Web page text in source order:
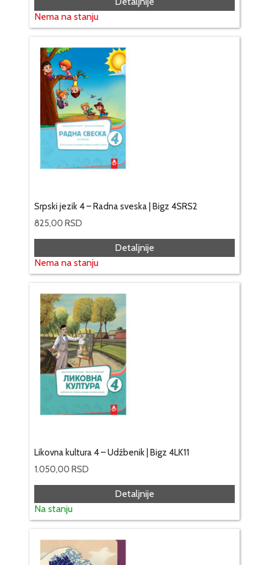
Nema na stanju
Srpski jezik 4 – Radna sveska | Bigz 4SRS2
825,00 RSD
Detaljnije
Nema na stanju
Likovna kultura 4 – Udžbenik | Bigz 4LK11
1.050,00 RSD
Detaljnije
Na stanju